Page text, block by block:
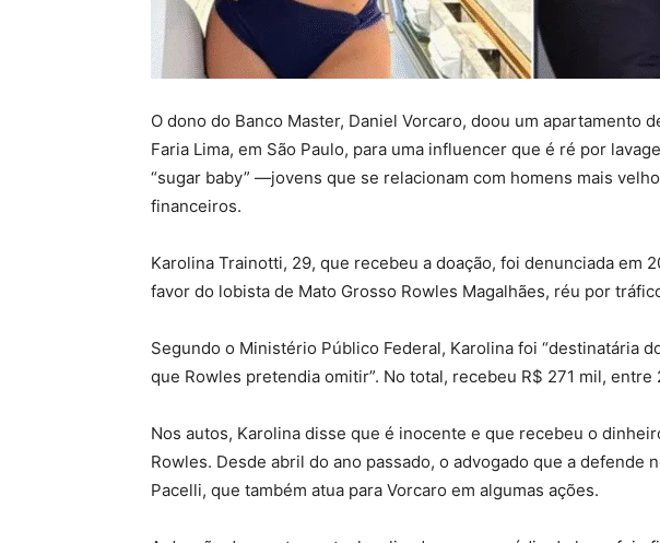
O dono do Banco Master, Daniel Vorcaro, doou um apartamento
Faria Lima, em São Paulo, para uma influencer que é ré por
“sugar baby” —jovens que se relacionam com homens mais
financeiros.
Karolina Trainotti, 29, que recebeu a doação, foi denunciada em
favor do lobista de Mato Grosso Rowles Magalhães, réu por
Segundo o Ministério Público Federal, Karolina foi “destinatária
que Rowles pretendia omitir”. No total, recebeu R$ 271 mil, entre
Nos autos, Karolina disse que é inocente e que recebeu o
Rowles. Desde abril do ano passado, o advogado que a defende
Pacelli, que também atua para Vorcaro em algumas ações.